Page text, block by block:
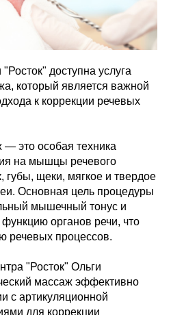
доступна услуга
который является важной
к коррекции речевых
— это особая техника
на мышцы речевого
губы, щеки, мягкое и твердое
Основная цель процедуры
мышечный тонус и
органов речи, что
речевых процессов.
"Росток" Ольги
массаж эффективно
с артикуляционной
для коррекции